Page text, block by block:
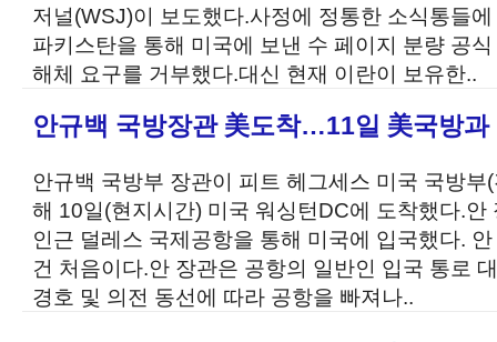
저널(WSJ)이 보도했다.사정에 정통한 소식통들
파키스탄을 통해 미국에 보낸 수 페이지 분량 공
해체 요구를 거부했다.대신 현재 이란이 보유한..
안규백 국방장관 美도착…11일 美국방과
안규백 국방부 장관이 피트 헤그세스 미국 국방
해 10일(현지시간) 미국 워싱턴DC에 도착했다.
인근 덜레스 국제공항을 통해 미국에 입국했다.
건 처음이다.안 장관은 공항의 일반인 입국 통로
경호 및 의전 동선에 따라 공항을 빠져나..